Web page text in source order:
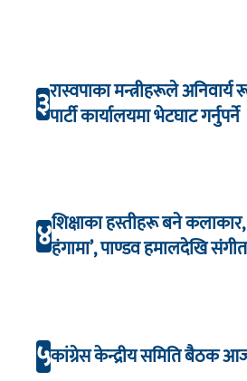
३रास्वपाका मन्त्रीहरूले
पार्टी कार्यालयमा भेटघाट गर्नुपर्ने
४शिक्षाका हस्तीहरू बने
हंगामा’, पाण्डव हमालदेखि
५कांग्रेस केन्द्रीय समिति बैठक